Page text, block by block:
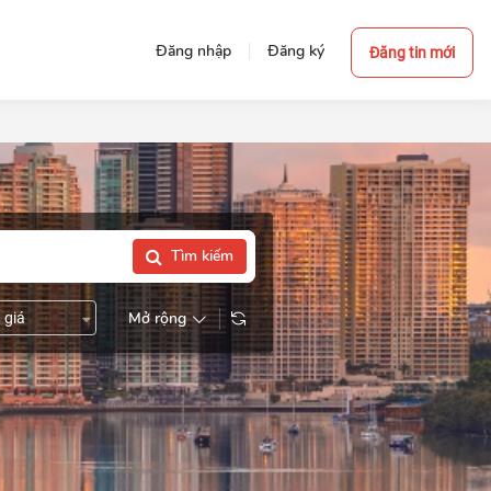
Đăng nhập Đăng ký Đăng tin mới
Tìm kiếm
giá Mở rộng